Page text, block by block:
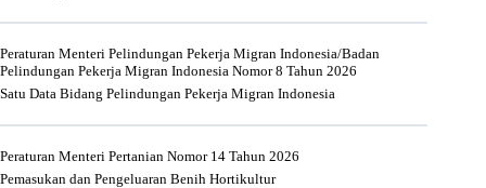
Peraturan Menteri Pelindungan Pekerja Migran Indonesia/Badan
Pelindungan Pekerja Migran Indonesia Nomor 8 Tahun 2026
Satu Data Bidang Pelindungan Pekerja Migran Indonesia
Peraturan Menteri Pertanian Nomor 14 Tahun 2026
Pemasukan dan Pengeluaran Benih Hortikultur